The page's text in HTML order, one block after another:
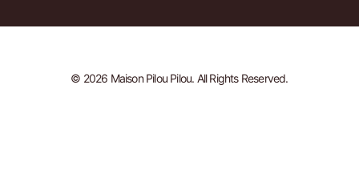
© 2026 Maison Pilou Pilou. All Rights Reserved.